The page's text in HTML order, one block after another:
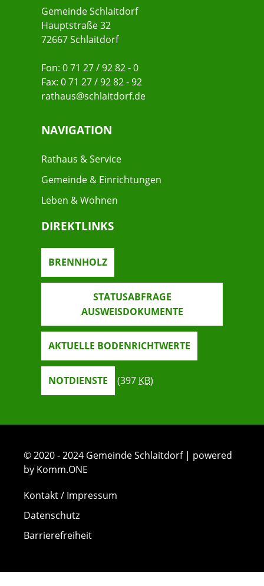
Gemeinde Schlaitdorf
Hauptstraße 32
72667 Schlaitdorf
Fon: 0 71 27 / 92 82 - 0
Fax: 0 71 27 / 92 82 - 92
rathaus@schlaitdorf.de
NAVIGATION
Rathaus & Service
Gemeinde & Einrichtungen
Leben & Wohnen
DIREKTLINKS
BRENNHOLZ
STATUSABFRAGE
AUSWEISDOKUMENTE
AKTUELLE BODENRICHTWERTE
NOTDIENSTE (397 KB)
© 2020 - 2024 Gemeinde Schlaitdorf | powered
by Komm.ONE
Kontakt / Impressum
Datenschutz
Barrierefreiheit